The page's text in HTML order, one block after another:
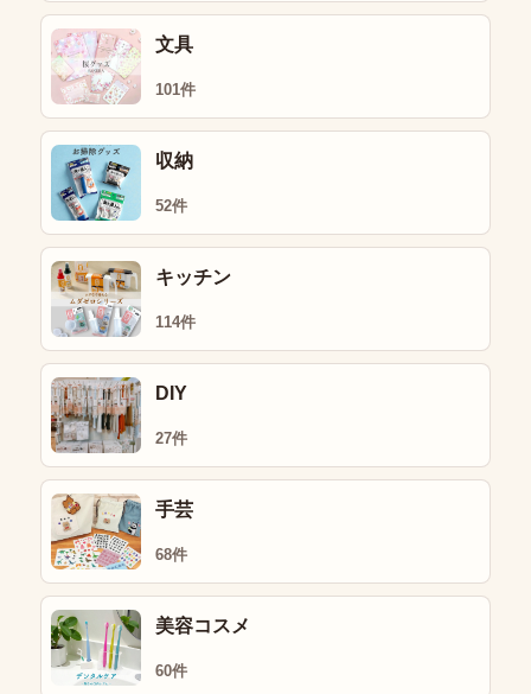
文具
101件
収納
52件
キッチン
114件
DIY
27件
手芸
68件
美容コスメ
60件